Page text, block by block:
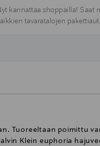
kannattaa shoppailla! Saat
tavaratalojen
Tuoreeltaan poimittu
Klein euphoria